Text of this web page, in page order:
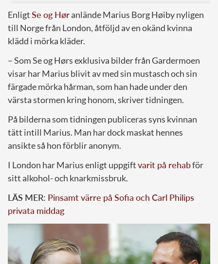
EnligtSe og Høranlände Marius Borg Høiby nyligen
till Norge från London, åtföljd av en okänd kvinna
klädd i mörka kläder.
– Som Se og Hørs exklusiva bilder från Gardermoen
visar har Marius blivit av med sin mustasch och sin
färgade mörka hårman, som han hade under den
värsta stormen kring honom, skriver tidningen.
På bilderna som tidningen publiceras syns kvinnan
tätt intill Marius. Man har dock maskat hennes
ansikte så hon förblir anonym.
I London har Marius enligt uppgiftvarit på rehabför
sitt alkohol- och knarkmissbruk.
LÄS MER: Pinsamt värre på Sofia och Carl Philips
privata middag